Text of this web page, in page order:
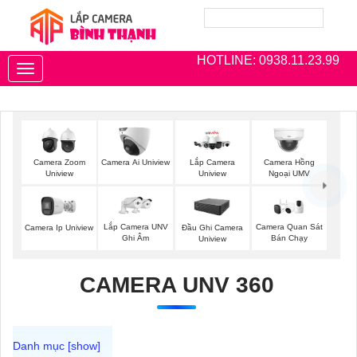
HOTLINE: 0938.11.23.99
Toggle
navigation
Camera Zoom
Uniview
Camera Ai Uniview
Lắp Camera
Uniview
Camera Hồng
Ngoại UMV
Camera Ip Uniview
Lắp Camera UNV
Ghi Âm
Đầu Ghi Camera
Uniview
Camera Quan Sát
Bán Chạy
CAMERA UNV 360